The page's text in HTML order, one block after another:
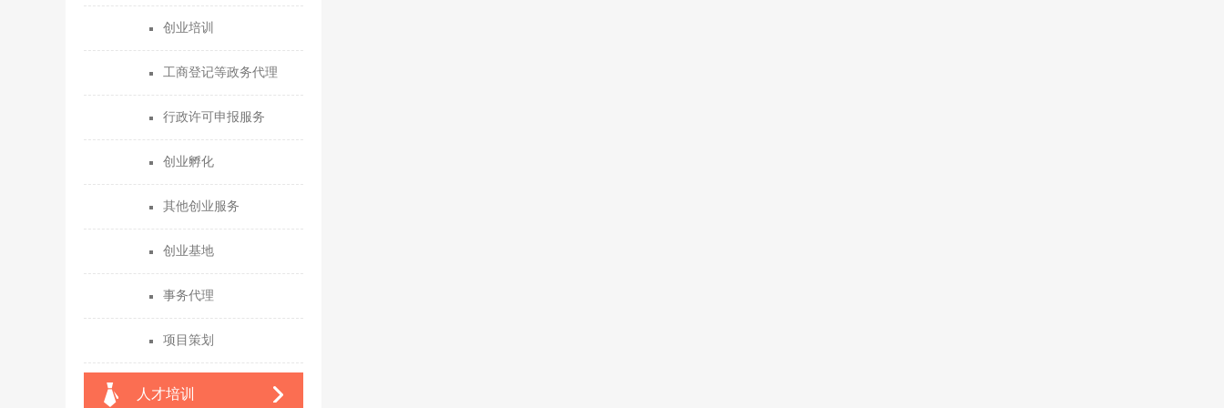
创业培训
工商登记等政务代理
行政许可申报服务
创业孵化
其他创业服务
创业基地
事务代理
项目策划
人才培训